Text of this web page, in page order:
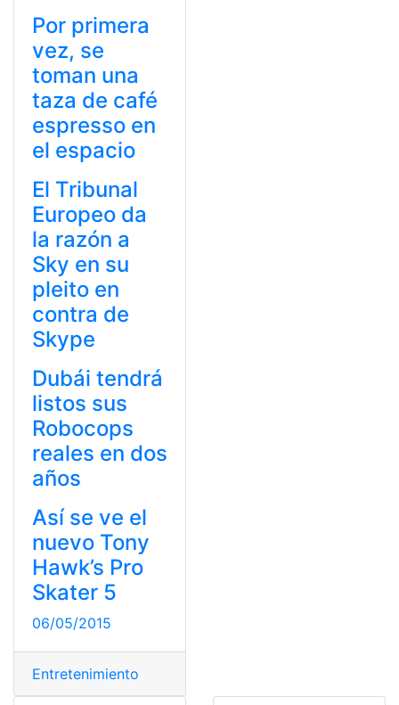
Por primera
vez, se
toman una
taza de café
espresso en
el espacio
El Tribunal
Europeo da
la razón a
Sky en su
pleito en
contra de
Skype
Dubái tendrá
listos sus
Robocops
reales en dos
años
Así se ve el
nuevo Tony
Hawk’s Pro
Skater 5
06/05/2015
Entretenimiento